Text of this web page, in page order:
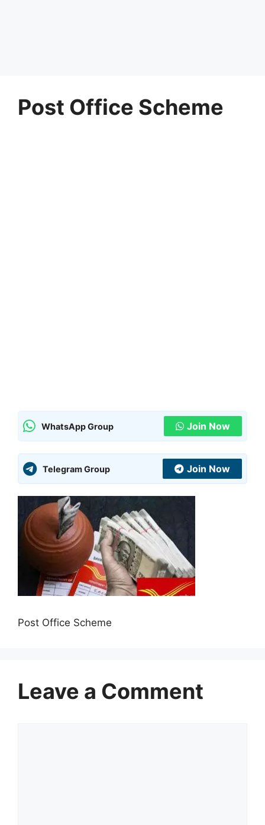
Post Office Scheme
WhatsApp Group Join Now
Telegram Group Join Now
Post Office Scheme
Leave a Comment